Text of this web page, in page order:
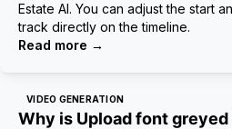
Estate AI. You can adjust the start
track directly on the timeline.
Read more →
VIDEO GENERATION
Why is Upload font